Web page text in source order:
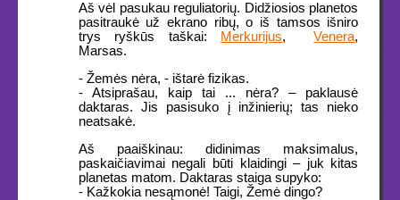
Aš vėl pasukau reguliatorių. Didžiosios planetos
pasitraukė už ekrano ribų, o iš tamsos išniro
trys ryškūs taškai:
Merkurijus,Venera,
Marsas.
- Žemės nėra, - ištarė fizikas.
- Atsiprašau, kaip tai ... nėra? – paklausė
daktaras. Jis pasisuko į inžinierių; tas nieko
neatsakė.
Aš paaiškinau: didinimas maksimalus,
paskaičiavimai negali būti klaidingi – juk kitas
planetas matom. Daktaras staiga supyko:
- Kažkokia nesąmonė! Taigi, Žemė dingo?